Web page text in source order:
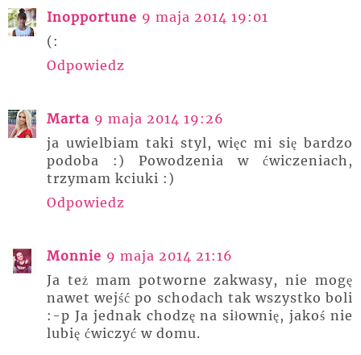
Inopportune 9 maja 2014 19:01
(:
Odpowiedz
Marta 9 maja 2014 19:26
ja uwielbiam taki styl, więc mi się bardzo
podoba :) Powodzenia w ćwiczeniach,
trzymam kciuki :)
Odpowiedz
Monnie 9 maja 2014 21:16
Ja też mam potworne zakwasy, nie mogę
nawet wejść po schodach tak wszystko boli
:-p Ja jednak chodzę na siłownię, jakoś nie
lubię ćwiczyć w domu.